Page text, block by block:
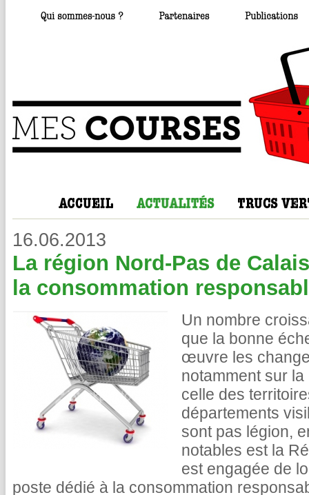
16.06.2013
La région Nord-Pas de
la consommation
Un nombre
que la bonne
œuvre les
notamment sur
celle des
départements
sont pas légion,
notables est la
est engagée de
poste dédié à la consommation